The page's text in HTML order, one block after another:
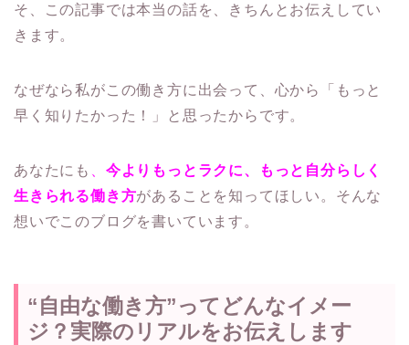
そ、この記事では本当の話を、きちんとお伝えしてい
きます。
なぜなら私がこの働き方に出会って、心から「もっと
早く知りたかった！」と思ったからです。
あなたにも
今よりもっとラクに、もっと自分らしく
生きられる働き方があることを知ってほしい。そんな
想いでこのブログを書いています。
“自由な働き方”ってどんなイメー
ジ？実際のリアルをお伝えします